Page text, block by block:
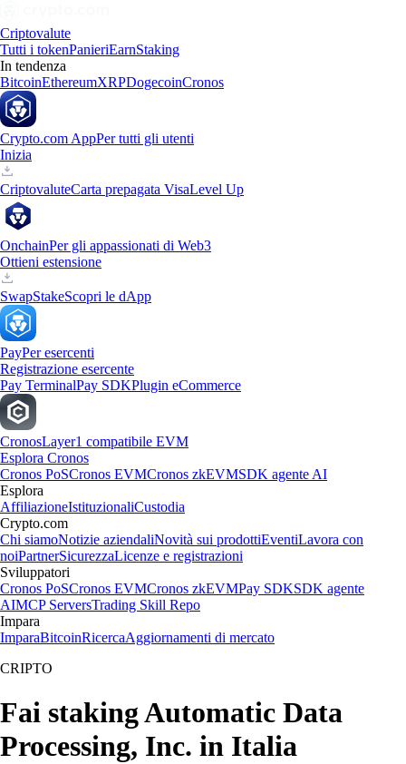
Criptovalute
Tutti i tokenPanieriEarnStaking
In tendenza
BitcoinEthereumXRPDogecoinCronos
Crypto.com AppPer tutti gli utenti
Inizia
CriptovaluteCarta prepagata VisaLevel Up
OnchainPer gli appassionati di Web3
Ottieni estensione
SwapStakeScopri le dApp
PayPer esercenti
Registrazione esercente
Pay TerminalPay SDKPlugin eCommerce
CronosLayer1 compatibile EVM
Esplora Cronos
Cronos PoSCronos EVMCronos zkEVMSDK agente AI
Esplora
AffiliazioneIstituzionaliCustodia
Crypto.com
Chi siamoNotizie aziendaliNovità sui prodottiEventiLavora con
noiPartnerSicurezzaLicenze e registrazioni
Sviluppatori
Cronos PoSCronos EVMCronos zkEVMPay SDKSDK agente
AIMCP ServersTrading Skill Repo
Impara
ImparaBitcoinRicercaAggiornamenti di mercato
CRIPTO
Fai staking Automatic Data
Processing, Inc. in Italia